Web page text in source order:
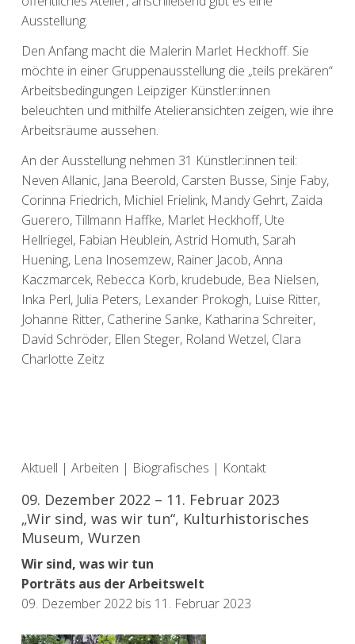
Ausstellung.
Den Anfang macht die Malerin Marlet Heckhoff. Sie
möchte in einer Gruppenausstellung die „teils prekären“
Arbeitsbedingungen Leipziger Künstler:innen
beleuchten und mithilfe Atelieransichten zeigen, wie ihre
Arbeitsräume aussehen.
An der Ausstellung nehmen 31 Künstler:innen teil:
Neven Allanic, Jana Beerold, Carsten Busse, Sinje Faby,
Corinna Friedrich, Michiel Frielink, Mandy Gehrt, Zaida
Guerero, Tillmann Haffke, Marlet Heckhoff, Ute
Hellriegel, Fabian Heublein, Astrid Homuth, Sarah
Huening, Lena Inosemzew, Rainer Jacob, Anna
Kaczmarcek, Rebecca Korb, krudebude, Bea Nielsen,
Inka Perl, Julia Peters, Lexander Prokogh, Luise Ritter,
Johanne Ritter, Catherine Sanke, Katharina Schreiter,
David Schröder, Ellen Steger, Roland Wetzel, Clara
Charlotte Zeitz
Aktuell | Arbeiten | Biografisches | Kontakt
09. Dezember 2022 – 11. Februar 2023
„Wir sind, was wir tun“, Kulturhistorisches
Museum, Wurzen
Wir sind, was wir tun
Porträts aus der Arbeitswelt
09. Dezember 2022 bis 11. Februar 2023